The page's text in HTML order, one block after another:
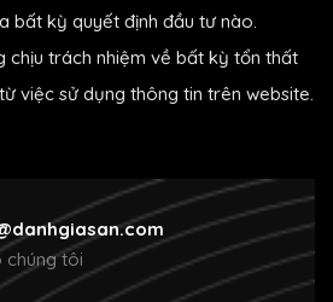
bất kỳ quyết định đầu tư nào.
chịu trách nhiệm về bất kỳ tổn thất
việc sử dụng thông tin trên website.
chúng tôi